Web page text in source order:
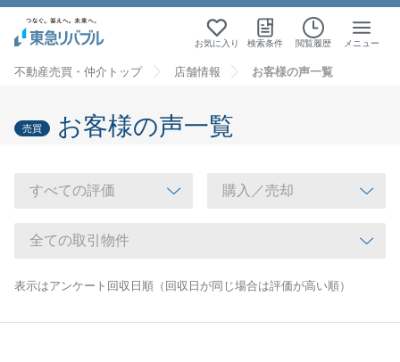
お気に入り 検索条件 閲覧履歴 メニュー
不動産売買・仲介トップ 店舗情報 お客様の声一覧
売買 お客様の声一覧
表示はアンケート回収日順（回収日が同じ場合は評価が高い順）